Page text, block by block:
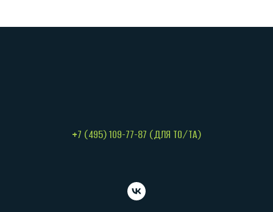
+7 (495) 109-77-87 (ДЛЯ ТО/ТА)